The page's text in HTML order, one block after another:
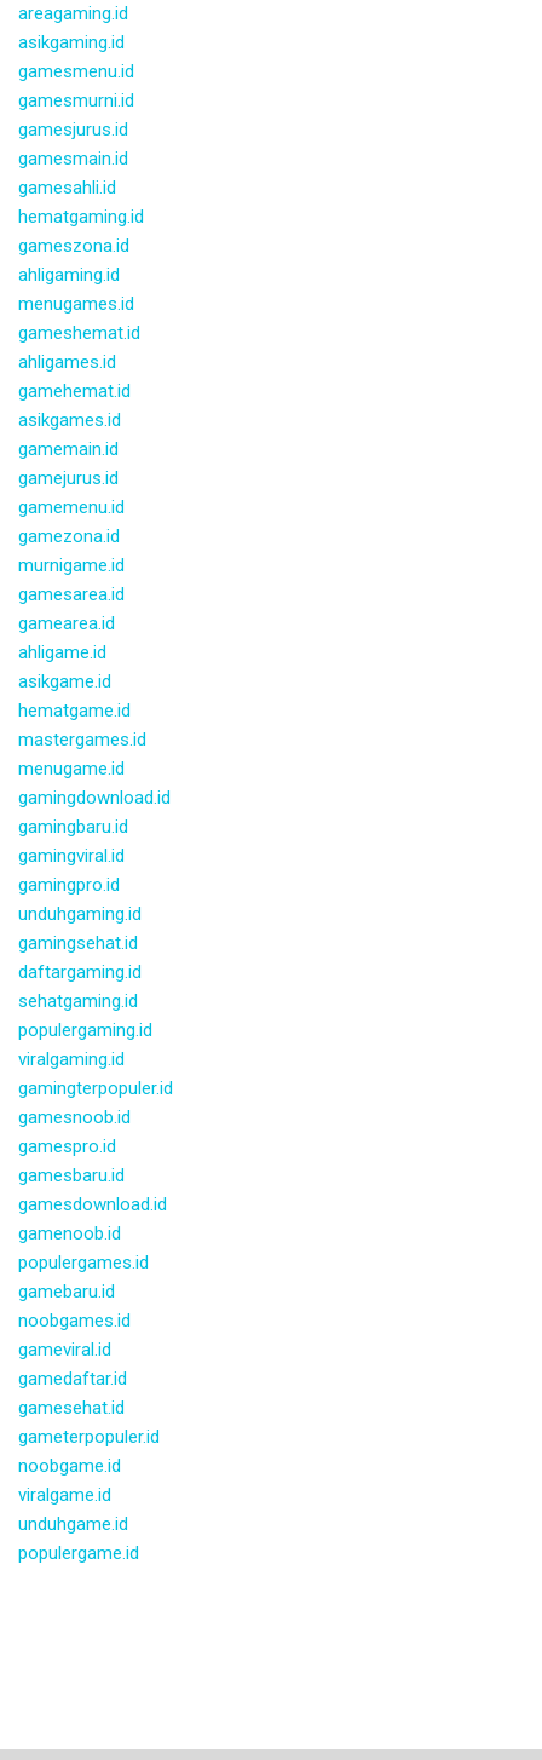
areagaming.id
asikgaming.id
gamesmenu.id
gamesmurni.id
gamesjurus.id
gamesmain.id
gamesahli.id
hematgaming.id
gameszona.id
ahligaming.id
menugames.id
gameshemat.id
ahligames.id
gamehemat.id
asikgames.id
gamemain.id
gamejurus.id
gamemenu.id
gamezona.id
murnigame.id
gamesarea.id
gamearea.id
ahligame.id
asikgame.id
hematgame.id
mastergames.id
menugame.id
gamingdownload.id
gamingbaru.id
gamingviral.id
gamingpro.id
unduhgaming.id
gamingsehat.id
daftargaming.id
sehatgaming.id
populergaming.id
viralgaming.id
gamingterpopuler.id
gamesnoob.id
gamespro.id
gamesbaru.id
gamesdownload.id
gamenoob.id
populergames.id
gamebaru.id
noobgames.id
gameviral.id
gamedaftar.id
gamesehat.id
gameterpopuler.id
noobgame.id
viralgame.id
unduhgame.id
populergame.id